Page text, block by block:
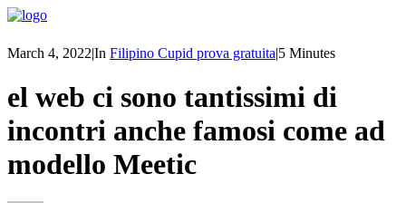
March 4, 2022|In Filipino Cupid prova gratuita|5 Minutes
el web ci sono tantissimi di
incontri anche famosi come ad
modello Meetic